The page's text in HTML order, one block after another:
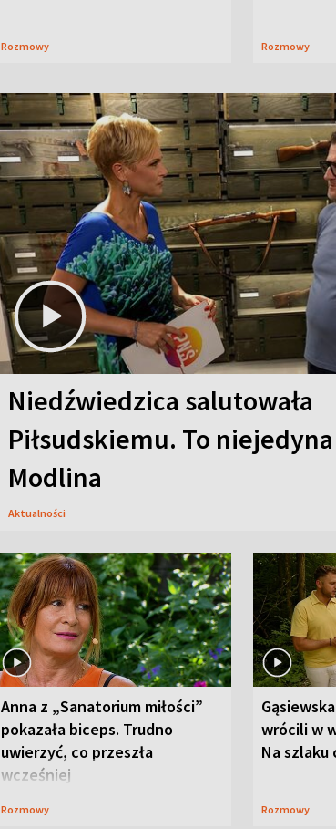
Rozmowy Rozmowy
Niedźwiedzica salutowała
Piłsudskiemu. To
Modlina
Aktualności
Anna z „Sanatorium miłości”
pokazała biceps. Trudno
uwierzyć, co przeszła
wcześniej
Rozmowy
wrócili w
Na szlaku
Rozmowy